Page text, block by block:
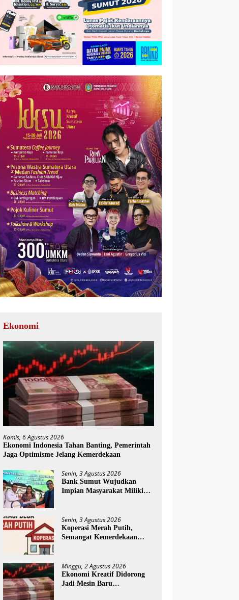
Ekonomi
Kamis, 6 Agustus 2026
Ekonomi Indonesia Tahan Banting, Pemerintah
Jaga Optimisme Jelang Kemerdekaan
Senin, 3 Agustus 2026
Bank Sumut Wujudkan
Impian Masyarakat Miliki
Senin, 3 Agustus 2026
Koperasi Merah Putih,
Semangat Kemerdekaan
Minggu, 2 Agustus 2026
Ekonomi Kreatif Didorong
Jadi Mesin Baru